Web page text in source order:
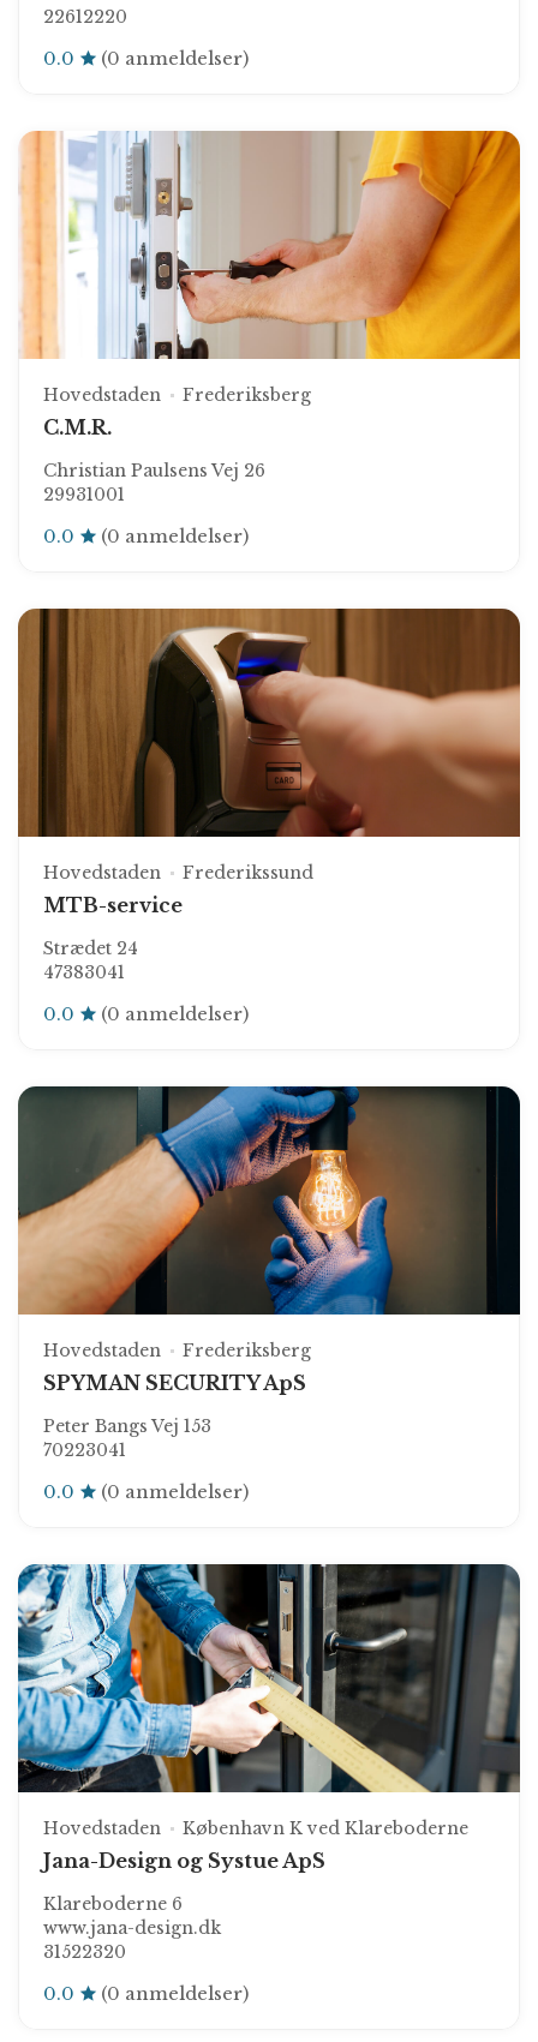
22612220
0.0 (0 anmeldelser)
Hovedstaden Frederiksberg
C.M.R.
Christian Paulsens Vej 26
29931001
0.0 (0 anmeldelser)
Hovedstaden Frederikssund
MTB-service
Strædet 24
47383041
0.0 (0 anmeldelser)
Hovedstaden Frederiksberg
SPYMAN SECURITY ApS
Peter Bangs Vej 153
70223041
0.0 (0 anmeldelser)
Hovedstaden København K ved Klareboderne
Jana-Design og Systue ApS
Klareboderne 6
www.jana-design.dk
31522320
0.0 (0 anmeldelser)